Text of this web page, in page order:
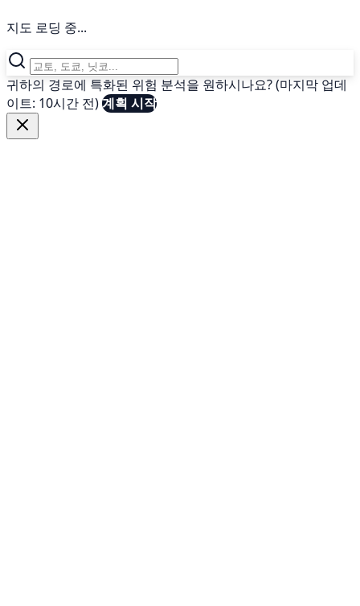
지도 로딩 중...
귀하의 경로에 특화된 위험 분석을 원하시나요? (마지막 업데
이트: 10시간 전)계획 시작